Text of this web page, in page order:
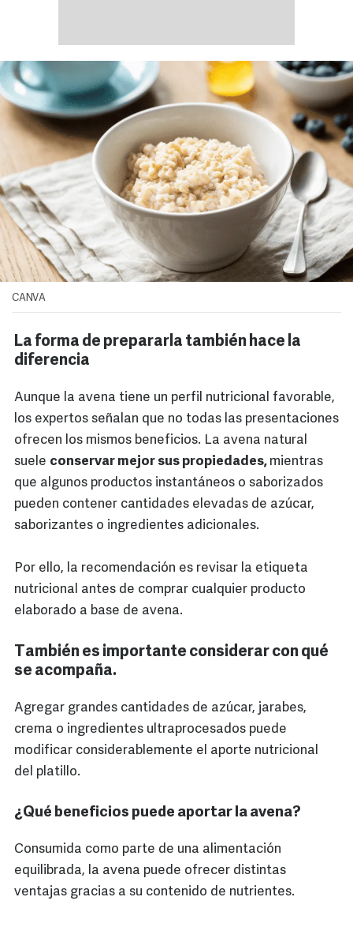
CANVA
La forma de prepararla también hace la
diferencia
Aunque la avena tiene un perfil nutricional favorable,
los expertos señalan que no todas las presentaciones
ofrecen los mismos beneficios. La avena natural
suele conservar mejor sus propiedades, mientras
que algunos productos instantáneos o saborizados
pueden contener cantidades elevadas de azúcar,
saborizantes o ingredientes adicionales.
Por ello, la recomendación es revisar la etiqueta
nutricional antes de comprar cualquier producto
elaborado a base de avena.
También es importante considerar con qué
se acompaña.
Agregar grandes cantidades de azúcar, jarabes,
crema o ingredientes ultraprocesados puede
modificar considerablemente el aporte nutricional
del platillo.
¿Qué beneficios puede aportar la avena?
Consumida como parte de una alimentación
equilibrada, la avena puede ofrecer distintas
ventajas gracias a su contenido de nutrientes.